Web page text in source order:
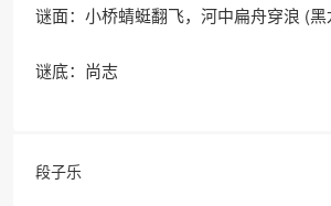
谜面：小桥蜻蜓翻飞，河中扁舟穿浪 (
谜底：尚志
段子乐